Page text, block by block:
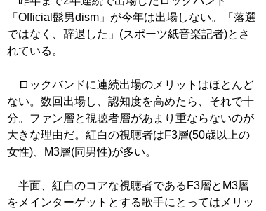
「Official髭男dism」が今年は出場しない。「落選
ではなく、辞退した」(スポーツ紙音楽記者)とさ
れている。
ロックバンドに連続出場のメリットはほとんど
ない。数回出場し、認知度を高めたら、それで十
分。ファン層と視聴者層があまり重ならないのが
大きな理由だ。紅白の視聴者はF3層(50歳以上の
女性)、M3層(同男性)が多い。
半面、紅白のコアな視聴者であるF3層とM3層
をメインターゲットとする歌手にとってはメリッ